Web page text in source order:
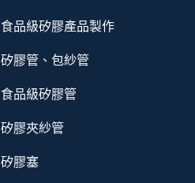
食品級矽膠產品製作
矽膠管、包紗管
食品級矽膠管
矽膠夾紗管
矽膠塞